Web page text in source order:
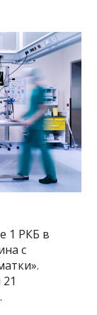
1 РКБ в
с